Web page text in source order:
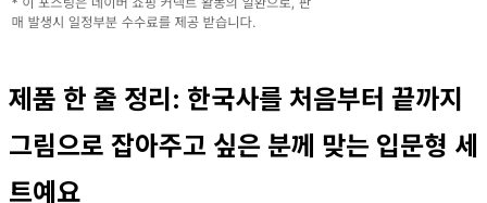
제품 한 줄 정리: 한국사를 처음부터 끝까지
그림으로 잡아주고 싶은 분께 맞는 입문형 세
트예요